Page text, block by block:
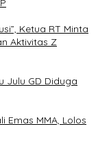
Ketua RT Minta
Aktivitas Z
Julu GD Diduga
Emas MMA, Lolos